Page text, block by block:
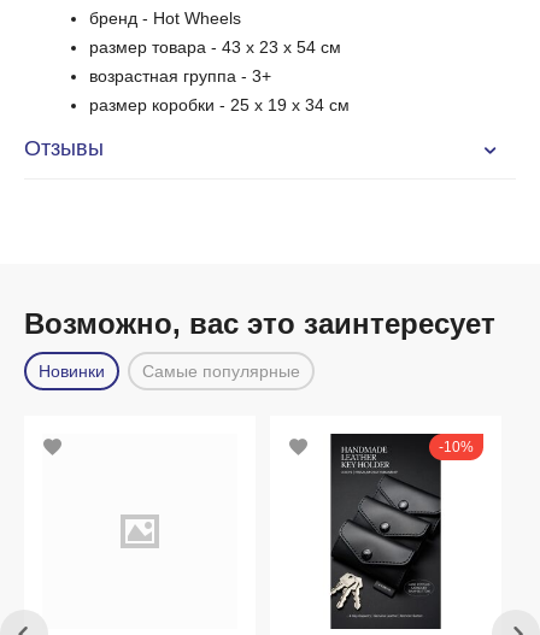
бренд - Hot Wheels
размер товара - 43 x 23 x 54 см
возрастная группа - 3+
размер коробки - 25 x 19 x 34 см
Отзывы
Возможно, вас это заинтересует
Новинки Самые популярные
10%